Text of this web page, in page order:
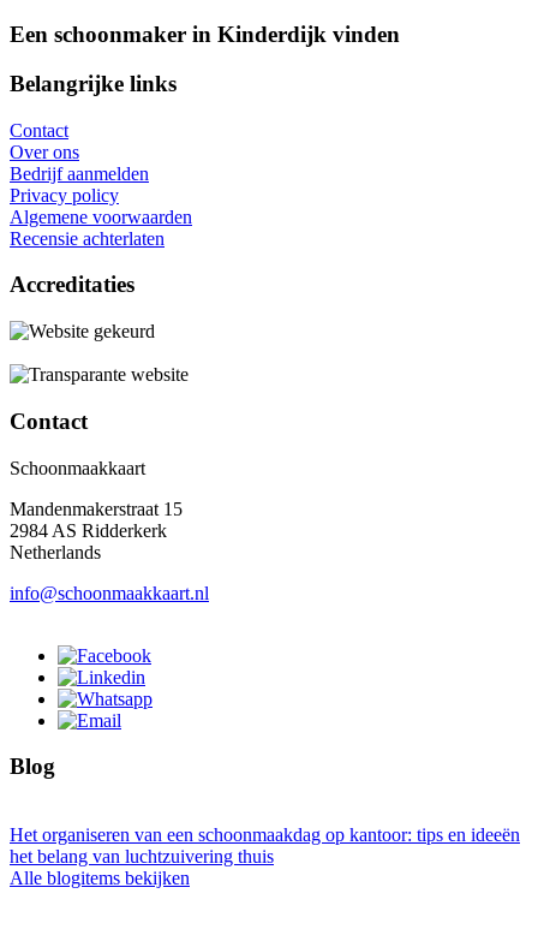
Een schoonmaker in Kinderdijk vinden
Belangrijke links
Contact
Over ons
Bedrijf aanmelden
Privacy policy
Algemene voorwaarden
Recensie achterlaten
Accreditaties
Contact
Schoonmaakkaart
Mandenmakerstraat 15
2984 AS Ridderkerk
Netherlands
info@schoonmaakkaart.nl
Blog
Het organiseren van een schoonmaakdag op kantoor: tips en ideeën
het belang van luchtzuivering thuis
Alle blogitems bekijken